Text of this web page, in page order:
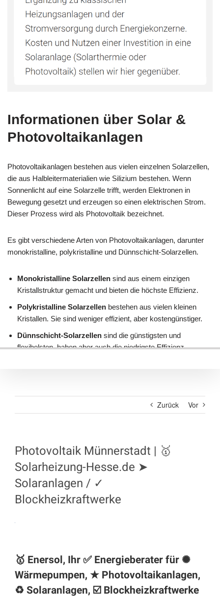
Zurück Vor
Photovoltaik Münnerstadt | 🥇
Solarheizung-Hesse.de ➤
Solaranlagen / ✓
Blockheizkraftwerke
🥇 Enersol, Ihr ✅ Energieberater für ✺
Wärmepumpen, ★ Photovoltaikanlagen,
♻ Solaranlagen, ☑️ Blockheizkraftwerke